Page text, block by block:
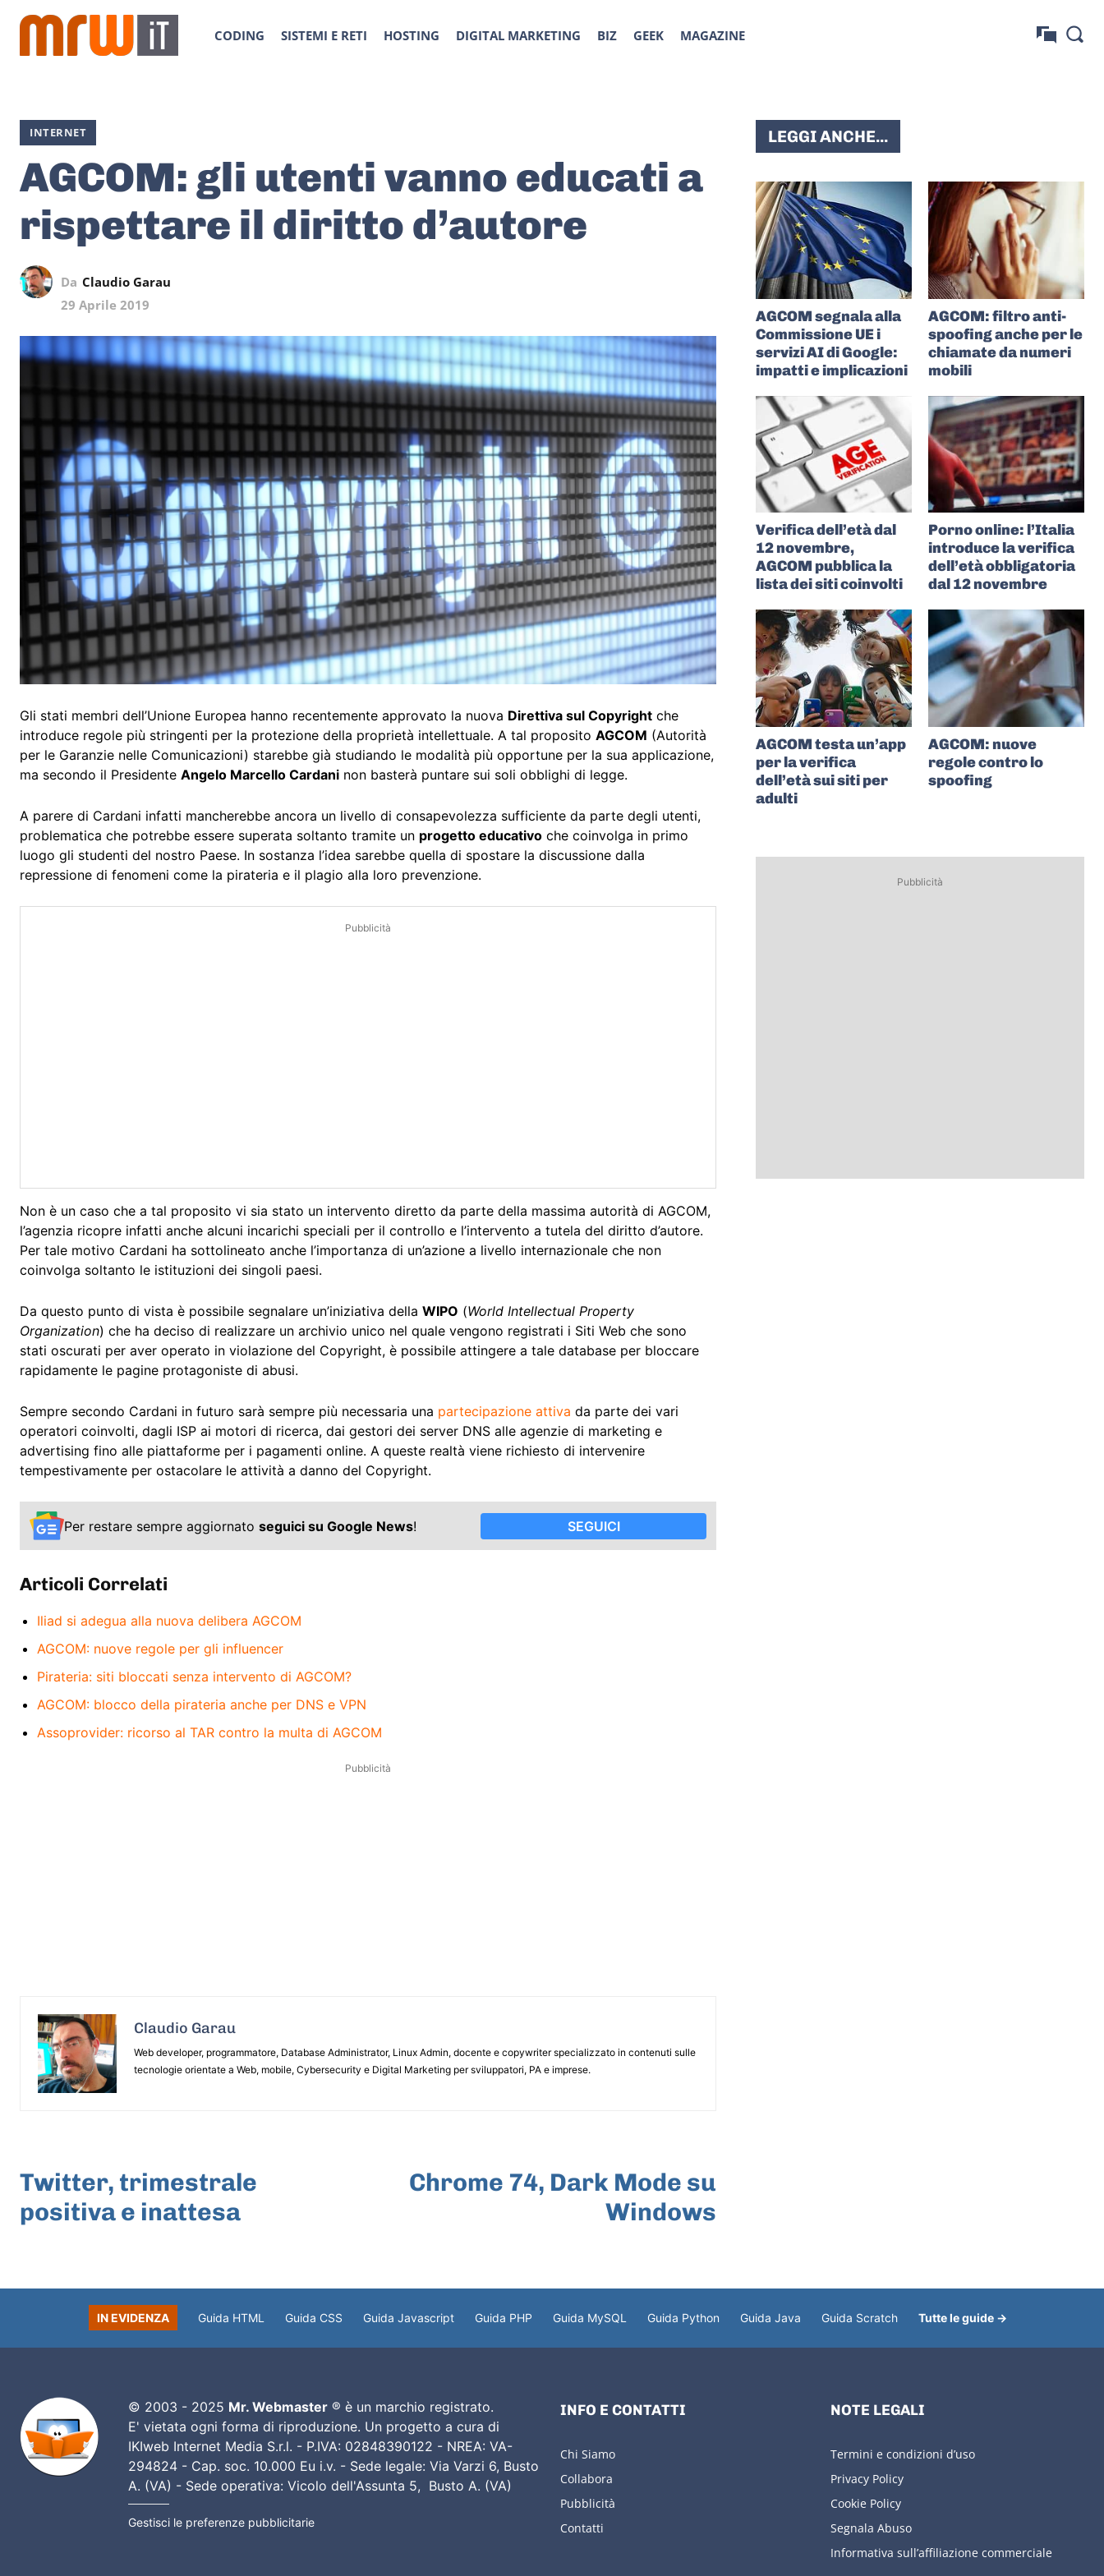
CODING SISTEMI E RETI HOSTING DIGITAL MARKETING BIZ GEEK MAGAZINE
INTERNET
AGCOM: gli utenti vanno educati a
rispettare il diritto d’autore
Da Claudio Garau
29 Aprile 2019
Gli stati membri dell’Unione Europea hanno recentemente approvato la nuova Direttiva sul Copyright che
introduce regole più stringenti per la protezione della proprietà intellettuale. A tal proposito AGCOM (Autorità
per le Garanzie nelle Comunicazioni) starebbe già studiando le modalità più opportune per la sua applicazione,
ma secondo il Presidente Angelo Marcello Cardani non basterà puntare sui soli obblighi di legge.
A parere di Cardani infatti mancherebbe ancora un livello di consapevolezza sufficiente da parte degli utenti,
problematica che potrebbe essere superata soltanto tramite un progetto educativo che coinvolga in primo
luogo gli studenti del nostro Paese. In sostanza l’idea sarebbe quella di spostare la discussione dalla
repressione di fenomeni come la pirateria e il plagio alla loro prevenzione.
Pubblicità
Non è un caso che a tal proposito vi sia stato un intervento diretto da parte della massima autorità di AGCOM,
l’agenzia ricopre infatti anche alcuni incarichi speciali per il controllo e l’intervento a tutela del diritto d’autore.
Per tale motivo Cardani ha sottolineato anche l’importanza di un’azione a livello internazionale che non
coinvolga soltanto le istituzioni dei singoli paesi.
Da questo punto di vista è possibile segnalare un’iniziativa della WIPO (World Intellectual Property
Organization) che ha deciso di realizzare un archivio unico nel quale vengono registrati i Siti Web che sono
stati oscurati per aver operato in violazione del Copyright, è possibile attingere a tale database per bloccare
rapidamente le pagine protagoniste di abusi.
Sempre secondo Cardani in futuro sarà sempre più necessaria una partecipazione attiva da parte dei vari
operatori coinvolti, dagli ISP ai motori di ricerca, dai gestori dei server DNS alle agenzie di marketing e
advertising fino alle piattaforme per i pagamenti online. A queste realtà viene richiesto di intervenire
tempestivamente per ostacolare le attività a danno del Copyright.
Per restare sempre aggiornato seguici su Google News! SEGUICI
Articoli Correlati
Iliad si adegua alla nuova delibera AGCOM
AGCOM: nuove regole per gli influencer
Pirateria: siti bloccati senza intervento di AGCOM?
AGCOM: blocco della pirateria anche per DNS e VPN
Assoprovider: ricorso al TAR contro la multa di AGCOM
Pubblicità
Claudio Garau
Web developer, programmatore, Database Administrator, Linux Admin, docente e copywriter specializzato in contenuti sulle
tecnologie orientate a Web, mobile, Cybersecurity e Digital Marketing per sviluppatori, PA e imprese.
Twitter, trimestrale
positiva e inattesa
Chrome 74, Dark Mode su
Windows
LEGGI ANCHE...
AGCOM segnala alla
Commissione UE i
servizi AI di Google:
impatti e implicazioni
AGCOM: filtro anti-
spoofing anche per le
chiamate da numeri
mobili
Verifica dell’età dal
12 novembre,
AGCOM pubblica la
lista dei siti coinvolti
Porno online: l’Italia
introduce la verifica
dell’età obbligatoria
dal 12 novembre
AGCOM testa un’app
per la verifica
dell’età sui siti per
adulti
AGCOM: nuove
regole contro lo
spoofing
Pubblicità
IN EVIDENZA Guida HTML Guida CSS Guida Javascript Guida PHP Guida MySQL Guida Python Guida Java Guida Scratch Tutte le guide →
© 2003 - 2025 Mr. Webmaster® è un marchio registrato.
E' vietata ogni forma di riproduzione. Un progetto a cura di
IKIweb Internet Media S.r.l. - P.IVA: 02848390122 - NREA: VA-
294824 - Cap. soc. 10.000 Eu i.v. - Sede legale: Via Varzi 6, Busto
A. (VA) - Sede operativa: Vicolo dell'Assunta 5, Busto A. (VA)
Gestisci le preferenze pubblicitarie
INFO E CONTATTI
Chi Siamo
Collabora
Pubblicità
Contatti
NOTE LEGALI
Termini e condizioni d’uso
Privacy Policy
Cookie Policy
Segnala Abuso
Informativa sull’affiliazione commerciale